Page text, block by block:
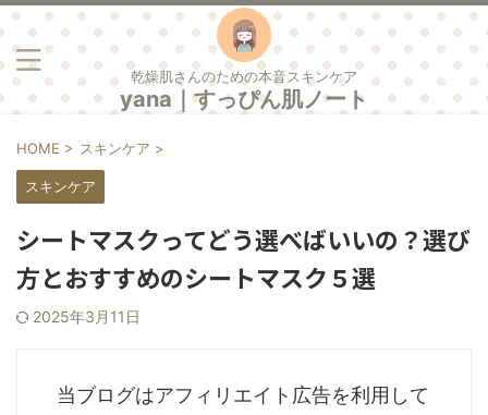
乾燥肌さんのための本音スキンケア
yana｜すっぴん肌ノート
HOME > スキンケア >
スキンケア
シートマスクってどう選べばいいの？選び
方とおすすめのシートマスク５選
2025年3月11日
当ブログはアフィリエイト広告を利用して